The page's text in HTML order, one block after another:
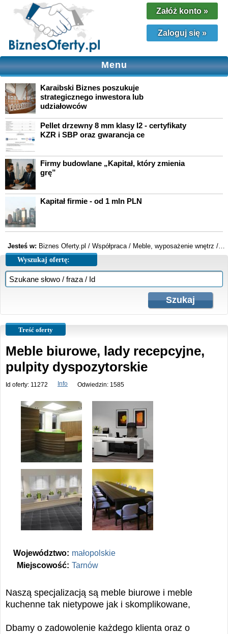
Załóż konto »
Zaloguj się»
Menu
Karaibski Biznes poszukuje
strategicznego inwestora lub
udziałowców
Pellet drzewny 8 mm klasy I2 - certyfikaty
KZR i SBP oraz gwarancja ce
Firmy budowlane „Kapitał, który zmienia
grę”
Kapitał firmie - od 1 mln PLN
Jesteś w: Biznes Oferty.pl / Współpraca / Meble, wyposażenie wnętrz /
Wyszukaj ofertę:
Treść oferty
Meble biurowe, lady recepcyjne,
pulpity dyspozytorskie
Id oferty: 11272 Info Odwiedzin: 1585
Województwo: małopolskie
Miejscowość: Tarnów
Naszą specjalizacją są meble biurowe i meble
kuchenne tak nietypowe jak i skomplikowane,
Dbamy o zadowolenie każdego klienta oraz o